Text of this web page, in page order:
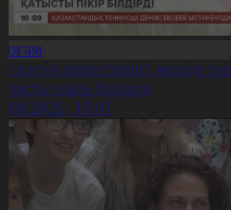
министрлігі желіде
пікір білдірді
10:07